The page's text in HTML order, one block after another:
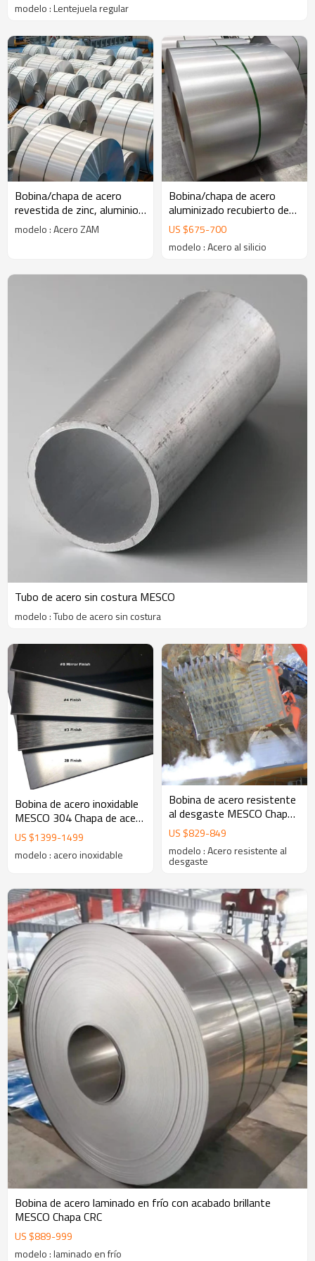
Maldivas Dominica, Omán, Australia, Dinamarca, Tayikistán, Costa de
modelo : Lentejuela regular
Bobina/chapa de acero
revestida de zinc, aluminio
y magnesio (Zn-Al-Mg) de
MESCO
modelo : Acero ZAM
Bobina/chapa de acero
aluminizado recubierto de
silicio y aluminio MESCO
US $675-700
modelo : Acero al silicio
Tubo de acero sin costura MESCO
modelo : Tubo de acero sin costura
Bobina de acero inoxidable
MESCO 304 Chapa de acero
inoxidable 316
US $1399-1499
modelo : acero inoxidable
Bobina de acero resistente
al desgaste MESCO Chapa
de acero resistente al
desgaste Acero resistente
a la abrasión
US $829-849
modelo : Acero resistente al
desgaste
Bobina de acero laminado en frío con acabado brillante
MESCO Chapa CRC
US $889-999
modelo : laminado en frío